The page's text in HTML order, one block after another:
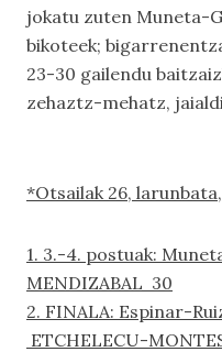
jokatu zuten Muneta-
bikoteek;
23-30 gailendu
zehaztz-mehatz,
*Otsailak 26,
1. 3.-4. postuak:
MENDIZABAL 30
2. FINALA: Espinar-
ETCHELECU-